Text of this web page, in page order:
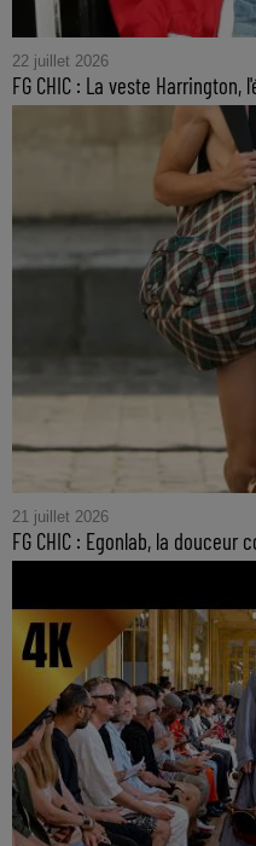
22 juillet 2026
FG CHIC : La veste
21 juillet 2026
FG CHIC : Egonlab, la